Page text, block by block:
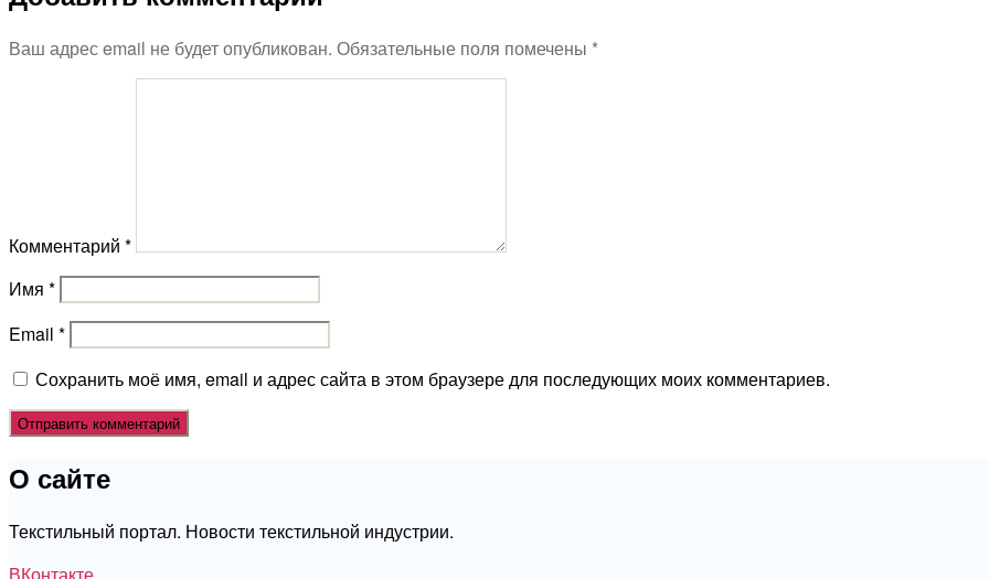
Ваш адрес email не будет опубликован. Обязательные поля помечены *
Комментарий *
Имя *
Email *
Сохранить моё имя, email и адрес сайта в этом браузере для последующих моих комментариев.
О сайте
Текстильный портал. Новости текстильной индустрии.